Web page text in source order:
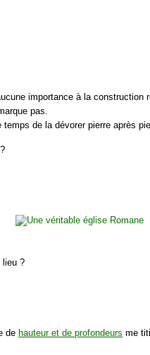
importance à la construction
pas.
de la dévorer pierre après
lieu ?
de hauteur et de profondeurs me